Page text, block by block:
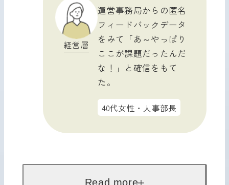
経営層
運営事務局からの匿名
フィードバックデータ
をみて「あ～やっぱり
ここが課題だったんだ
な！」と確信をもて
た。
40代女性・人事部長
Read more